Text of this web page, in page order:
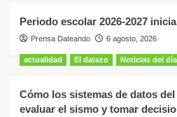
Periodo escolar 2026-2027
Prensa Dateando 6 agosto, 2026
actualidad El datazo Noticias del día
Cómo los sistemas de datos
evaluar el sismo y tomar